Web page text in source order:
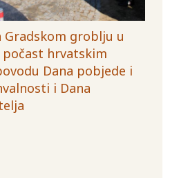
Gradskom groblju u
hrvatskim
Dana pobjede i
i Dana